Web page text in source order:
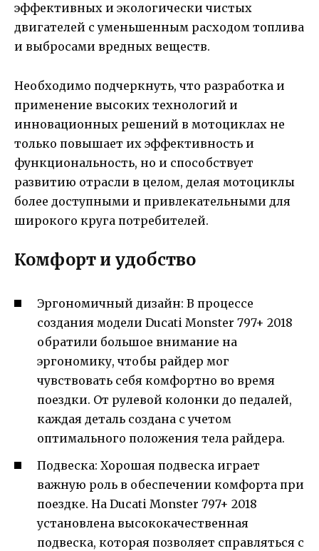
эффективных и экологически чистых
двигателей с уменьшенным расходом топлива
и выбросами вредных веществ.
Необходимо подчеркнуть, что разработка и
применение высоких технологий и
инновационных решений в мотоциклах не
только повышает их эффективность и
функциональность, но и способствует
развитию отрасли в целом, делая мотоциклы
более доступными и привлекательными для
широкого круга потребителей.
Комфорт и удобство
Эргономичный дизайн: В процессе
создания модели Ducati Monster 797+ 2018
обратили большое внимание на
эргономику, чтобы райдер мог
чувствовать себя комфортно во время
поездки. От рулевой колонки до педалей,
каждая деталь создана с учетом
оптимального положения тела райдера.
Подвеска: Хорошая подвеска играет
важную роль в обеспечении комфорта при
поездке. На Ducati Monster 797+ 2018
установлена высококачественная
подвеска, которая позволяет справляться с